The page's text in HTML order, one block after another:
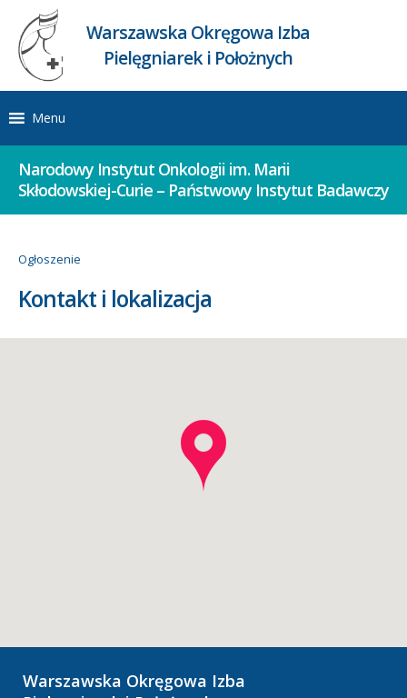
Warszawska Okręgowa Izba
Pielęgniarek i Położnych
Menu
Narodowy Instytut Onkologii im. Marii
Skłodowskiej-Curie – Państwowy Instytut Badawczy
Ogłoszenie
Kontakt i lokalizacja
Warszawska Okręgowa Izba